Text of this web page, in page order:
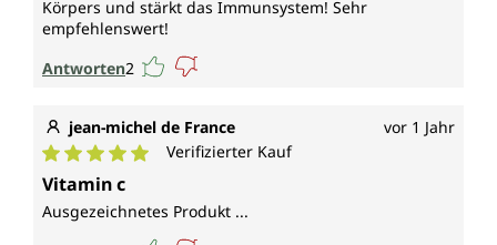
Körpers und stärkt das Immunsystem! Sehr
empfehlenswert!
Antworten2
jean-michel de France vor 1 Jahr
Durchschnittliche Bewertung von 5 von 5 Sternen
Verifizierter Kauf
Vitamin c
Ausgezeichnetes Produkt ...